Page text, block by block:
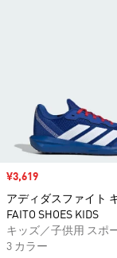
セール価格
¥3,619
アディダスファイト
FAITO SHOES KIDS
キッズ／子供用 スポ
3 カラー